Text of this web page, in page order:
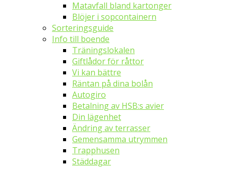
Matavfall bland kartonger
Blöjer i sopcontainern
Sorteringsguide
Info till boende
Träningslokalen
Giftlådor för råttor
Vi kan bättre
Räntan på dina bolån
Autogiro
Betalning av HSB:s avier
Din lägenhet
Ändring av terrasser
Gemensamma utrymmen
Trapphusen
Städdagar